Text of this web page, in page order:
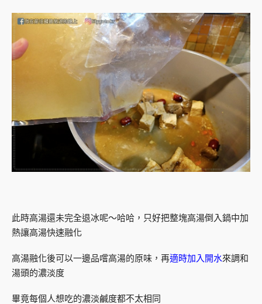
此時高湯還未完全退冰呢～哈哈，只好把整塊高湯倒入鍋中加
熱讓高湯快速融化
高湯融化後可以一邊品嚐高湯的原味，再適時加入開水來調和
湯頭的濃淡度
畢竟每個人想吃的濃淡鹹度都不太相同